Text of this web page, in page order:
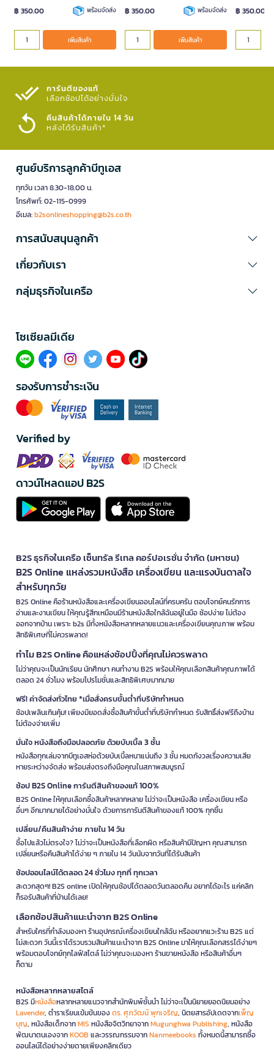
฿ 350.00 พร้อมจัดส่ง
เพิ่มสินค้า
฿ 350.00 พร้อมจัดส่ง
เพิ่มสินค้า
฿ 350.00
การันตีของแท้
เลือกช้อปได้อย่างมั่นใจ​
คืนสินค้าได้ภายใน 14 วัน
หลังได้รับสินค้า*
ศูนย์บริการลูกค้าบีทูเอส
ทุกวัน เวลา 8.30-18.00 น.
โทรศัพท์: 02-115-0999
อีเมล:b2sonlineshopping@b2s.co.th
การสนับสนุนลูกค้า
เกี่ยวกับเรา
กลุ่มธุรกิจในเครือ
โซเซียลมีเดีย​
รองรับการชำระเงิน
Verified by
ดาวน์โหลดแอป B2S
B2S ธุรกิจในเครือ เซ็นทรัล รีเทล คอร์ปอเรชั่น จำกัด (มหาชน)
B2S Online แหล่งรวมหนังสือ เครื่องเขียน และแรงบันดาลใจ
สำหรับทุกวัย
B2S Online คือร้านหนังสือและเครื่องเขียนออนไลน์ที่ครบครัน ตอบโจทย์คนรักการ
อ่านและงานเขียน ให้คุณรู้สึกเหมือนมีร้านหนังสือใกล้ฉันอยู่ในมือ ช้อปง่าย ไม่ต้อง
ออกจากบ้าน เพราะ b2s มีทั้งหนังสือหลากหลายแนวและเครื่องเขียนคุณภาพ พร้อม
สิทธิพิเศษที่ไม่ควรพลาด!
ทำไม B2S Online คือแหล่งช้อปปิ้งที่คุณไม่ควรพลาด
ไม่ว่าคุณจะเป็นนักเรียน นักศึกษา คนทำงาน B2S พร้อมให้คุณเลือกสินค้าคุณภาพได้
ตลอด 24 ชั่วโมง พร้อมโปรโมชั่นและสิทธิพิเศษมากมาย
ฟรี! ค่าจัดส่งทั่วไทย *เมื่อสั่งครบขั้นต่ำที่บริษัทกำหนด
ช้อปเพลินเกินคุ้ม! เพียงมียอดสั่งซื้อสินค้าขั้นต่ำที่บริษัทกำหนด รับสิทธิ์ส่งฟรีถึงบ้าน
ไม่ต้องจ่ายเพิ่ม
มั่นใจ หนังสือถึงมือปลอดภัย ด้วยบับเบิ้ล 3 ชั้น
หนังสือทุกเล่มจากบีทูเอสห่อด้วยบับเบิ้ลหนาแน่นถึง 3 ชั้น หมดกังวลเรื่องความเสีย
หายระหว่างจัดส่ง พร้อมส่งตรงถึงมือคุณในสภาพสมบูรณ์
ช้อป B2S Online การันตีสินค้าของแท้ 100%
B2S Online ให้คุณเลือกซื้อสินค้าหลากหลาย ไม่ว่าจะเป็นหนังสือ เครื่องเขียน หรือ
อื่นๆ อีกมากมายได้อย่างมั่นใจ ด้วยการการันตีสินค้าของแท้ 100% ทุกชิ้น
เปลี่ยน/คืนสินค้าง่าย ภายใน 14 วัน
ซื้อไปแล้วไม่ตรงใจ? ไม่ว่าจะเป็นหนังสือที่เลือกผิด หรือสินค้ามีปัญหา คุณสามารถ
เปลี่ยนหรือคืนสินค้าได้ง่าย ๆ ภายใน 14 วันนับจากวันที่ได้รับสินค้า
ช้อปออนไลน์ได้ตลอด 24 ชั่วโมง ทุกที่ ทุกเวลา
สะดวกสุดๆ! B2S online เปิดให้คุณช้อปได้ตลอดวันตลอดคืน อยากได้อะไร แค่คลิก
ก็รอรับสินค้าที่บ้านได้เลย!
เลือกช้อปสินค้าแนะนำจาก B2S Online
สำหรับใครที่กำลังมองหา ร้านอุปกรณ์เครื่องเขียนใกล้ฉัน หรืออยากแวะร้าน B2S แต่
ไม่สะดวก วันนี้เราได้รวบรวมสินค้าแนะนำจาก B2S Online มาให้คุณเลือกสรรได้ง่ายๆ
พร้อมตอบโจทย์ทุกไลฟ์สไตล์ ไม่ว่าคุณจะมองหา ร้านขายหนังสือ หรือสินค้าอื่นๆ
ก็ตาม
หนังสือหลากหลายสไตล์
B2S มีหนังสือหลากหลายแนวจากสำนักพิมพ์ชั้นนำ ไม่ว่าจะเป็นนิยายยอดนิยมอย่าง
Lavender, ตำราเรียนเข้มข้นของดร. ศุภวัฒน์ พุกเจริญ, นิตยสารอัปเดตจากเพ็ญ
บุญ, หนังสือเด็กจากMIS หนังสือจิตวิทยาจากMugunghwa Publishing, หนังสือ
พัฒนาตนเองจากKOOB และวรรณกรรมจากNanmeebooks ทั้งหมดนี้สามารถซื้อ
ออนไลน์ได้อย่างง่ายดายเพียงคลิกเดียว